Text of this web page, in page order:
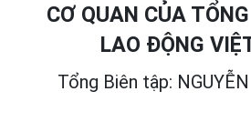
CƠ QUAN CỦA
LAO ĐỘNG
Tổng Biên tập: